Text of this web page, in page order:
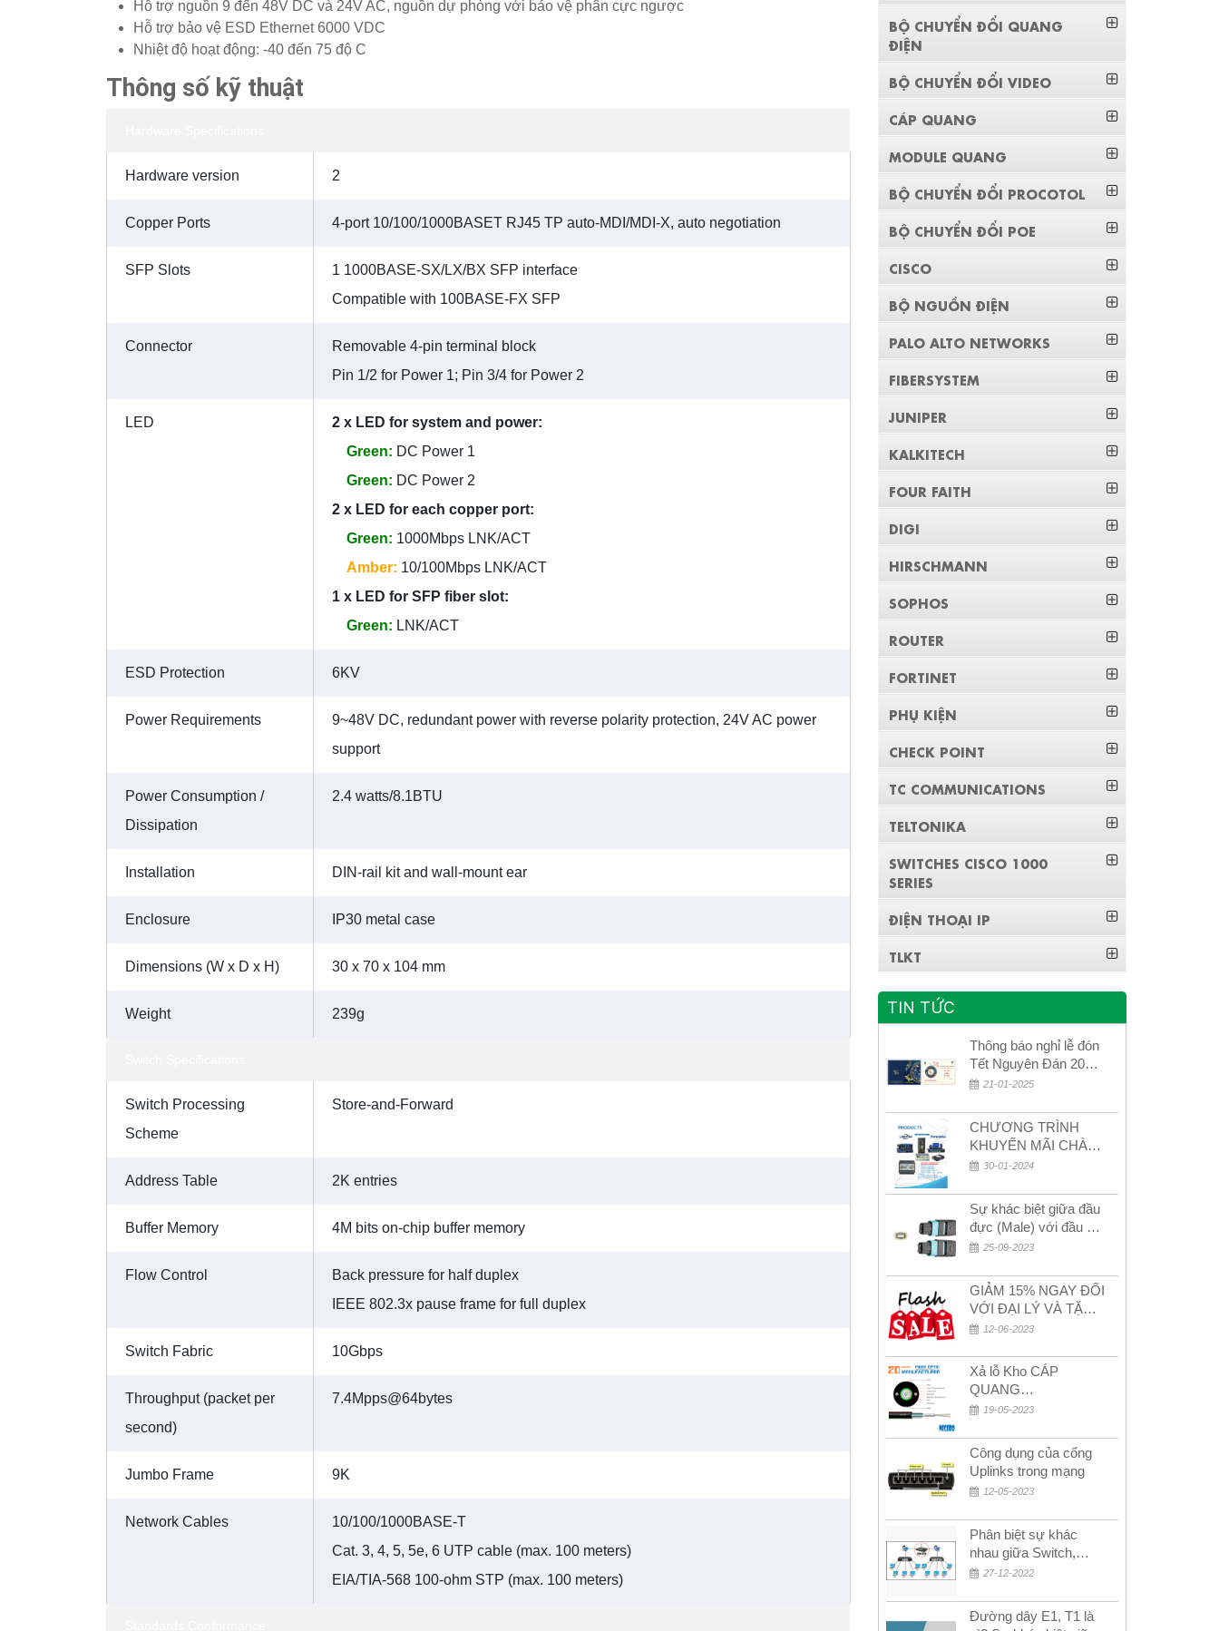
Hỗ trợ nguồn 9 đến 48V DC và 24V AC, nguồn dự phòng với bảo vệ phân cực ngược
Hỗ trợ bảo vệ ESD Ethernet 6000 VDC
Nhiệt độ hoạt động: -40 đến 75 độ C
Thông số kỹ thuật
Hardware version 2
Copper Ports 4-port 10/100/1000BASET RJ45 TP auto-MDI/MDI-X, auto negotiation
SFP Slots
1 1000BASE-SX/LX/BX SFP interface
Compatible with 100BASE-FX SFP
Connector
Removable 4-pin terminal block
Pin 1/2 for Power 1; Pin 3/4 for Power 2
LED
2 x LED for system and power:
Green: DC Power 1
Green: DC Power 2
2 x LED for each copper port:
Green: 1000Mbps LNK/ACT
Amber: 10/100Mbps LNK/ACT
1 x LED for SFP fiber slot:
Green: LNK/ACT
ESD Protection 6KV
Power Requirements
9~48V DC, redundant power with reverse polarity protection, 24V AC power
support
Power Consumption /
Dissipation
2.4 watts/8.1BTU
Installation DIN-rail kit and wall-mount ear
Enclosure IP30 metal case
Dimensions (W x D x H) 30 x 70 x 104 mm
Weight 239g
Switch Processing
Scheme
Store-and-Forward
Address Table 2K entries
Buffer Memory 4M bits on-chip buffer memory
Flow Control
Back pressure for half duplex
IEEE 802.3x pause frame for full duplex
Switch Fabric 10Gbps
Throughput (packet per
second)
7.4Mpps@64bytes
Jumbo Frame 9K
Network Cables
10/100/1000BASE-T
Cat. 3, 4, 5, 5e, 6 UTP cable (max. 100 meters)
EIA/TIA-568 100-ohm STP (max. 100 meters)
BỘ CHUYỂN ĐỔI QUANG
ĐIỆN
BỘ CHUYỂN ĐỔI VIDEO
CÁP QUANG
MODULE QUANG
BỘ CHUYỂN ĐỔI PROCOTOL
BỘ CHUYỂN ĐỔI POE
CISCO
BỘ NGUỒN ĐIỆN
PALO ALTO NETWORKS
FIBERSYSTEM
JUNIPER
KALKITECH
FOUR FAITH
DIGI
HIRSCHMANN
SOPHOS
ROUTER
FORTINET
PHỤ KIỆN
CHECK POINT
TC COMMUNICATIONS
TELTONIKA
SWITCHES CISCO 1000
SERIES
ĐIỆN THOẠI IP
TLKT
TIN TỨC
Thông báo nghỉ lễ đón
Tết Nguyên Đán 2026
– Xuân Bính Ngọ!
21-01-2025
CHƯƠNG TRÌNH
KHUYẾN MÃI CHÀO
MỪNG NĂM MỚI
30-01-2024
Sự khác biệt giữa đầu
đực (Male) với đầu cái
(Female) trong bộ đầu
25-09-2023
GIẢM 15% NGAY ĐỐI
VỚI ĐẠI LÝ VÀ TẶNG
QUÀ KHÁCH HÀNG
12-06-2023
Xả lỗ Kho CÁP
QUANG
MULTIMODE CÁP
MULTIMODE 4-8-12-
24Fo SỢI OM1-OM2-
OM3 Siêu Rẻ 5k
19-05-2023
Công dụng của cổng
Uplinks trong mạng
12-05-2023
Phân biệt sự khác
nhau giữa Switch,
Router và Hub
27-12-2022
Đường dây E1, T1 là